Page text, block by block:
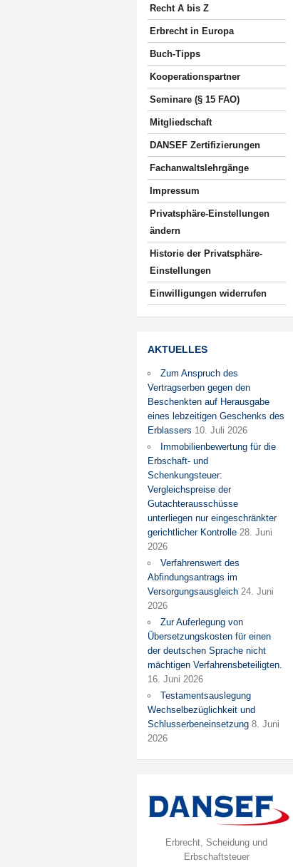
Recht A bis Z
Erbrecht in Europa
Buch-Tipps
Kooperationspartner
Seminare (§ 15 FAO)
Mitgliedschaft
DANSEF Zertifizierungen
Fachanwaltslehrgänge
Impressum
Privatsphäre-Einstellungen
ändern
Historie der Privatsphäre-
Einstellungen
Einwilligungen widerrufen
AKTUELLES
Zum Anspruch des
Vertragserben gegen den
Beschenkten auf Herausgabe
eines lebzeitigen Geschenks des
Erblassers 10. Juli 2026
Immobilienbewertung für die
Erbschaft- und
Schenkungsteuer:
Vergleichspreise der
Gutachterausschüsse
unterliegen nur eingeschränkter
gerichtlicher Kontrolle 28. Juni
2026
Verfahrenswert des
Abfindungsantrags im
Versorgungsausgleich 24. Juni
2026
Zur Auferlegung von
Übersetzungskosten für einen
der deutschen Sprache nicht
mächtigen Verfahrensbeteiligten.
16. Juni 2026
Testamentsauslegung
Wechselbezüglichkeit und
Schlusserbeneinsetzung 8. Juni
2026
Erbrecht, Scheidung und
Erbschaftsteuer